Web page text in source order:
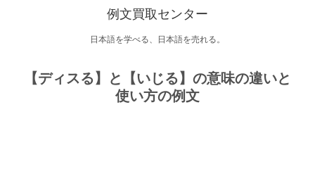
例文買取センター
日本語を学べる、日本語を売れる。
【ディスる】と【いじる】の意味の違いと
使い方の例文